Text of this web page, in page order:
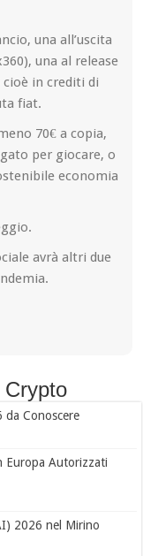
una all’uscita
una al release
cioè in crediti di
fiat.
70€ a copia,
per giocare, o
economia
avrà altri due
Crypto
Conoscere
Europa Autorizzati
2026 nel Mirino